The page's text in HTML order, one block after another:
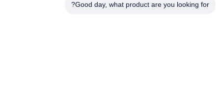
Good day, what product are you looking for?